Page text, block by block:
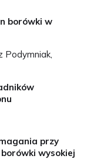
borówki w
Podymniak,
przy
wysokiej